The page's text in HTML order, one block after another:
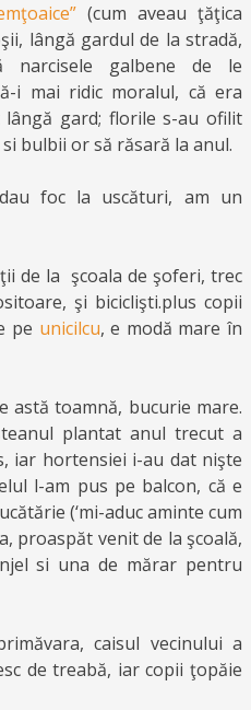
(cum aveau ţăţica
lângă gardul de la stradă,
galbene de le
i mai ridic moralul, că era
gard; florile s-au ofilit
bulbii or să răsară la anul.
foc la uscături, am un
de la şcoala de şoferi, trec
şi biciclişti.plus copii
pe unicilcu, e modă mare în
astă toamnă, bucurie mare.
plantat anul trecut a
iar hortensiei i-au dat nişte
l-am pus pe balcon, că e
(‘mi-aduc aminte cum
proaspăt venit de la şcoală,
si una de mărar pentru
caisul vecinului a
de treabă, iar copii ţopăie